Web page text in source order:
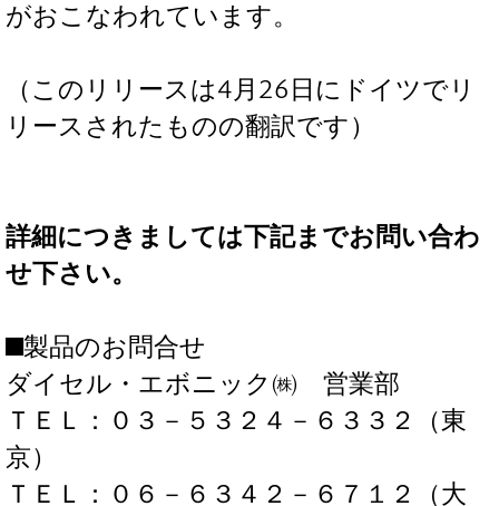
がおこなわれています。
（このリリースは4月26日にドイツでリ
リースされたものの翻訳です）
詳細につきましては下記までお問い合わ
せ下さい。
■製品のお問合せ
ダイセル・エボニック㈱ 営業部
ＴＥＬ：０３－５３２４－６３３２（東
京）
ＴＥＬ：０６－６３４２－６７１２（大